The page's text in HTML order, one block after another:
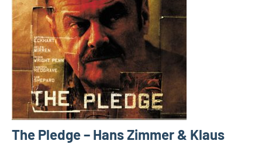
The Pledge – Hans Zimmer & Klaus